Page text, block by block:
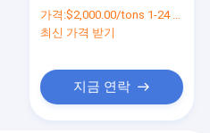
가격:$2,000.00/tons 1-24 tons
최신 가격 받기
지금 연락